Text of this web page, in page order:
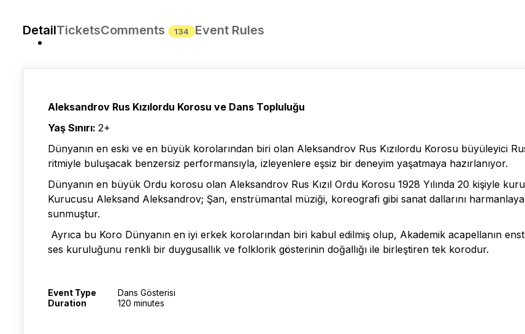
DetailTicketsComments 134 Event Rules
Aleksandrov Rus Kızılordu Korosu ve Dans Topluluğu
Yaş Sınırı: 2+
Dünyanın en eski ve en büyük korolarından biri olan Aleksandrov Rus Kızılordu Korosu büyüleyici
ritmiyle buluşacak benzersiz performansıyla, izleyenlere eşsiz bir deneyim yaşatmaya hazırlanıyor.
Dünyanın en büyük Ordu korosu olan Aleksandrov Rus Kızıl Ordu Korosu 1928 Yılında 20 kişiyle
Kurucusu Aleksand Aleksandrov; Şan, enstrümantal müziği, koreografi gibi sanat dallarını
sunmuştur.
Ayrıca bu Koro Dünyanın en iyi erkek korolarından biri kabul edilmiş olup, Akademik acapellanın
ses kuruluğunu renkli bir duygusallık ve folklorik gösterinin doğallığı ile birleştiren tek korodur.
Event Type
Dans Gösterisi
Duration
120 minutes